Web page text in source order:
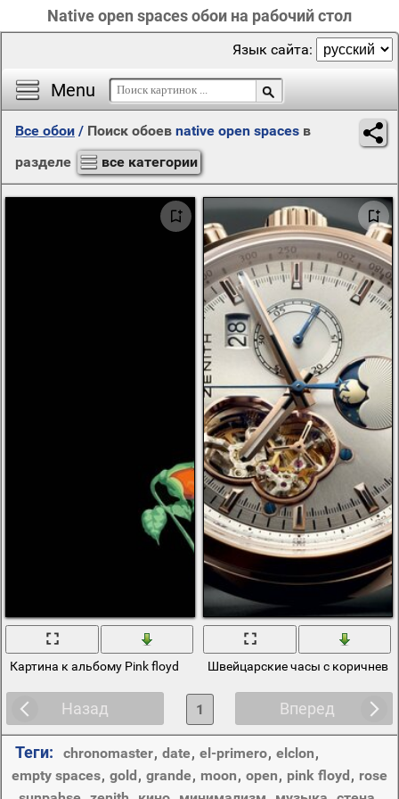
Native open spaces обои на рабочий стол
Menu
Язык сайта:
Все обои / Поиск обоев native open spaces в
разделе
все категории
Картина к альбому Pink floyd Швейцарские часы с
Назад Вперед
1
Теги: chronomaster, date, el-primero, elclon,
empty spaces, gold, grande, moon, open, pink floyd, rose